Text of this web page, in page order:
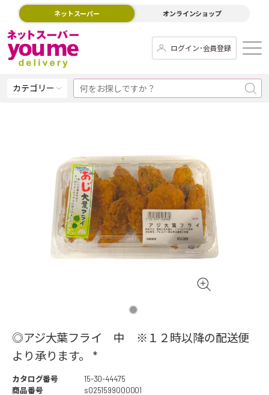
ネットスーパー オンラインショップ
ログイン･会員登録
カテゴリー
◎アジ大葉フライ 中 ※１２時以降の配送便
より承ります。 *
カタログ番号
15-30-44475
商品番号
s0251599000001